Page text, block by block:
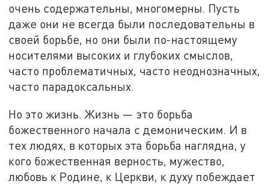
очень содержательны, многомерны. Пусть
даже они не всегда были последовательны в
своей борьбе, но они были по-настоящему
носителями высоких и глубоких смыслов,
часто проблематичных, часто неоднозначных,
часто парадоксальных.
Но это жизнь. Жизнь — это борьба
божественного начала с демоническим. И в
тех людях, в которых эта борьба наглядна, у
кого божественная верность, мужество,
любовь к Родине, к Церкви, к духу побеждает